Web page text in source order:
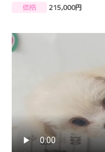
価格
215,000円